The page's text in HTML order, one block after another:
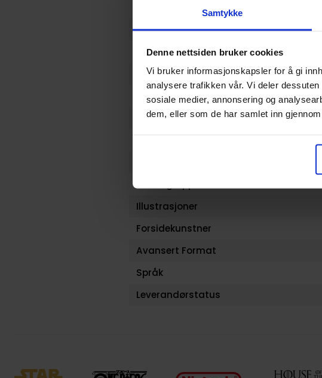
Samtykke
Denne nettsiden bruker cookies
Vi bruker informasjonskapsler for å gi
analysere trafikken vår. Vi deler
sosiale medier, annonsering og
dem, eller som de har samlet inn
Opprinnelsesland :
Format
Serie
Forfattere
Illustratør
Antall Sider
Illustrasjoner
Forsidekunstner
Avansert Format
Språk
Leverandørstatus